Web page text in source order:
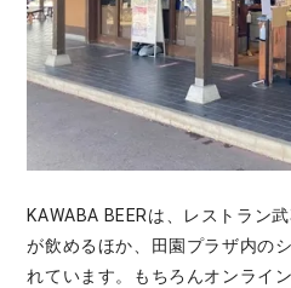
KAWABA BEERは、レストラン
が飲めるほか、田園プラザ内の
れています。もちろんオンライ